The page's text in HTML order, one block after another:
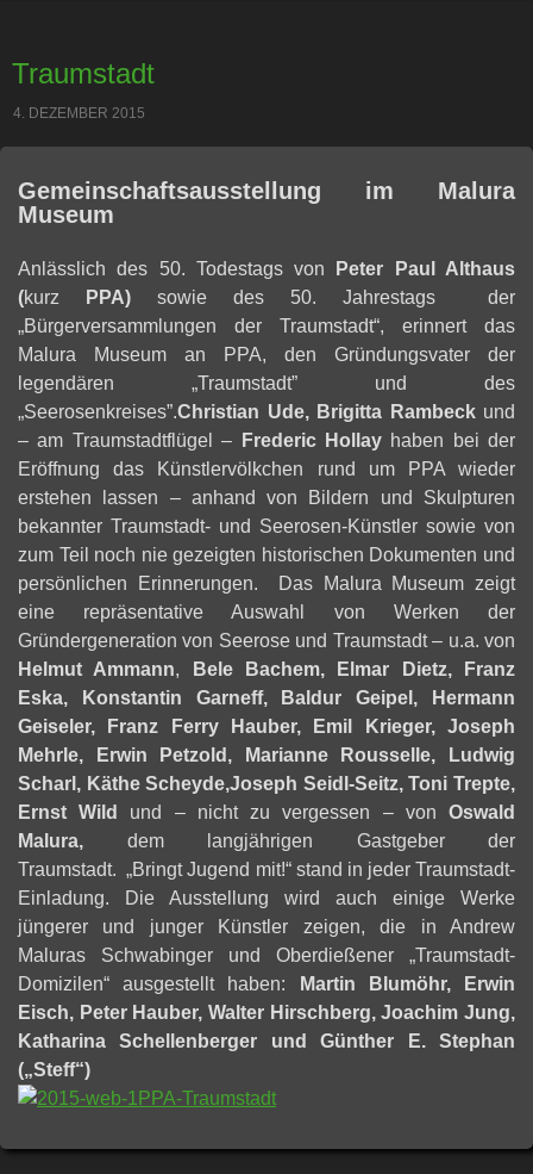
Traumstadt
4. DEZEMBER 2015
Gemeinschaftsausstellung im Malura
Museum
Anlässlich des 50. Todestags von
Peter Paul Althaus
(kurz PPA) sowie des 50. Jahrestags der
„Bürgerversammlungen der Traumstadt“, erinnert das
Malura Museum an PPA, den Gründungsvater der
legendären „Traumstadt” und des
„Seerosenkreises”.Christian Ude, Brigitta Rambeckund
– am Traumstadtflügel –
Frederic Hollayhaben bei der
Eröffnung das Künstlervölkchen rund um PPA wieder
erstehen lassen – anhand von Bildern und Skulpturen
bekannter Traumstadt- und Seerosen-Künstler sowie von
zum Teil noch nie gezeigten historischen Dokumenten und
persönlichen Erinnerungen. Das Malura Museum zeigt
eine repräsentative Auswahl von Werken der
Gründergeneration von Seerose und Traumstadt – u.a. von
Helmut Ammann,
Bele Bachem, Elmar Dietz, Franz
Eska, Konstantin Garneff, Baldur Geipel, Hermann
Geiseler, Franz Ferry Hauber, Emil Krieger, Joseph
Mehrle, Erwin Petzold, Marianne Rousselle, Ludwig
Scharl, Käthe Scheyde,Joseph Seidl-Seitz, Toni Trepte,
Ernst Wild und – nicht zu vergessen – von Oswald
Malura, dem langjährigen Gastgeber der
Traumstadt. „Bringt Jugend mit!“ stand in jeder Traumstadt-
Einladung. Die Ausstellung wird auch einige Werke
jüngerer und junger Künstler zeigen, die in Andrew
Maluras Schwabinger und Oberdießener „Traumstadt-
Domizilen“ ausgestellt haben:
Martin Blumöhr, Erwin
Eisch, Peter Hauber, Walter Hirschberg, Joachim Jung,
Katharina Schellenberger und
Günther E. Stephan
(„Steff“)